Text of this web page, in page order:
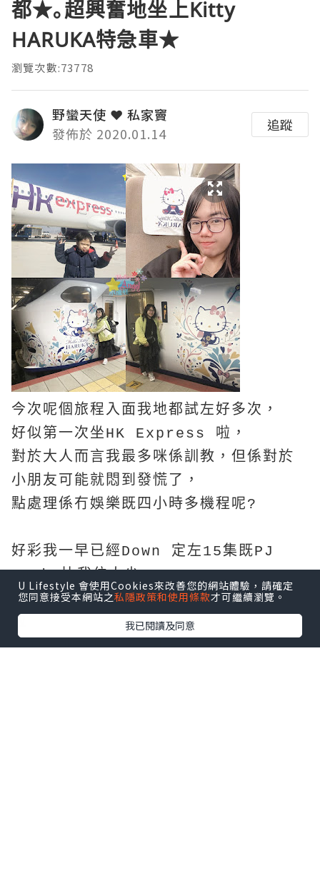
都★｡超興奮地坐上Kitty
HARUKA特急車★
瀏覽次數:73778
野蠻天使 ❤ 私家竇
發佈於 2020.01.14
追蹤
今次呢個旅程入面我地都試左好多次，
好似第一次坐HK Express 啦，
對於大人而言我最多咪係訓教，但係對於
小朋友可能就悶到發慌了，
點處理係冇娛樂既四小時多機程呢?
好彩我一早已經Down 定左15集既PJ
Mask 比我位大少，
不過今次大少好好係一上機無耐就訓左教
啦
反而我地兩個大人連訓都訓唔著
U Lifestyle 會使用Cookies來改善您的網站體驗，請確定
您同意接受本網站之私隱政策和使用條款才可繼續瀏覽。
我已閱讀及同意